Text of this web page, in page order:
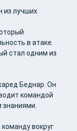
из лучших
в атаке.
стал одним из
Беднар. Он
командой
вокруг